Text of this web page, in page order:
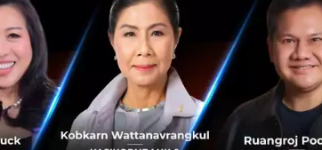
ย่างสร้างสรรค์ของผู้ที่ได้รับรางวัลในปีนี้ จะกลาย
มท้าทายและประสบความสำเร็จในปี 2021 ไป
อมูลสุขภาพที่เชื่อถือได้ในช่วงการแพร่ระบาด
รับมือกับความท้าทายของการเปลี่ยนแปลงสภาพ